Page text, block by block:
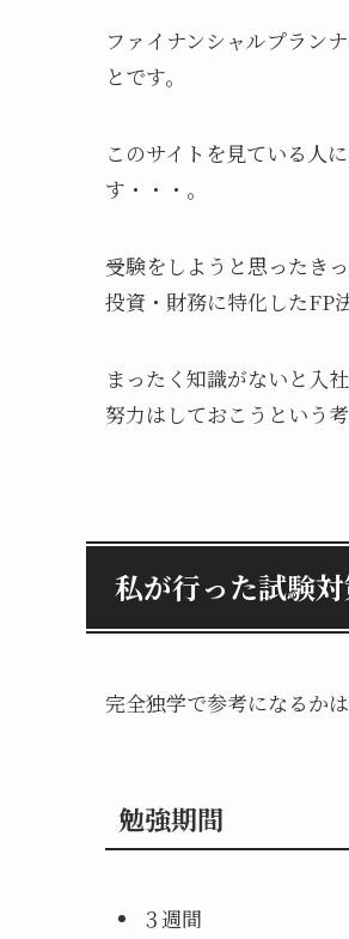
ファイナンシャルプラン
とです。
このサイトを見ている人
す・・・。
受験をしようと思ったき
投資・財務に特化したFP
まったく知識がないと入
努力はしておこうという
私が行った試験
完全独学で参考になるか
勉強期間
３週間